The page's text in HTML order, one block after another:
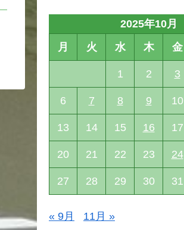
2025年10月
月
火 水 木 金
1 2 3
6 7 8 9 10
13 14 15 16 17
20 21 22 23 24
27 28 29 30 31
« 9月 11月 »